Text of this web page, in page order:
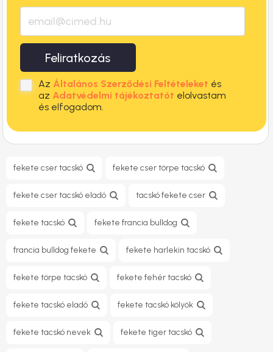
Feliratkozás
Az Általános Szerződési Feltételeket és
az Adatvédelmi tájékoztatót elolvastam
és elfogadom.
fekete cser tacskó fekete cser törpe tacskó
fekete cser tacskó eladó tacskó fekete cser
fekete tacskó fekete francia bulldog
francia bulldog fekete fekete harlekin tacskó
fekete törpe tacskó fekete fehér tacskó
fekete tacskó eladó fekete tacskó kölyök
fekete tacskó nevek fekete tiger tacskó